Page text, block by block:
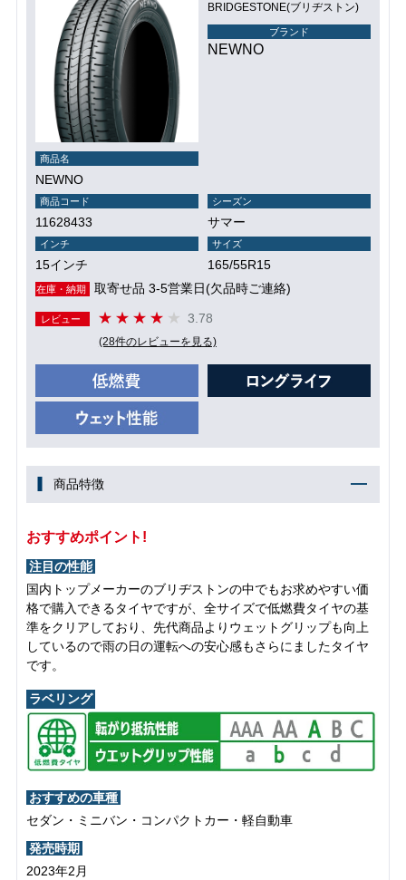
BRIDGESTONE(ブリヂストン)
ブランド
NEWNO
商品名
NEWNO
商品コード
11628433
シーズン
サマー
インチ
15インチ
サイズ
165/55R15
在庫・納期 取寄せ品 3-5営業日(欠品時ご連絡)
レビュー 3.78
(28件のレビューを見る)
商品特徴
おすすめポイント!
注目の性能
国内トップメーカーのブリヂストンの中でもお求めやすい価
格で購入できるタイヤですが、全サイズで低燃費タイヤの基
準をクリアしており、先代商品よりウェットグリップも向上
しているので雨の日の運転への安心感もさらにましたタイヤ
です。
ラベリング
おすすめの車種
セダン・ミニバン・コンパクトカー・軽自動車
発売時期
2023年2月